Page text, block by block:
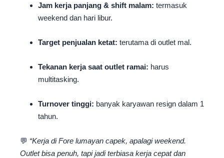
Jam kerja panjang & shift malam: termasuk
weekend dan hari libur.
Target penjualan ketat: terutama di outlet mal.
Tekanan kerja saat outlet ramai: harus
multitasking.
Turnover tinggi: banyak karyawan resign dalam 1
tahun.
💬 “Kerja di Fore lumayan capek, apalagi weekend.
Outlet bisa penuh, tapi jadi terbiasa kerja cepat dan